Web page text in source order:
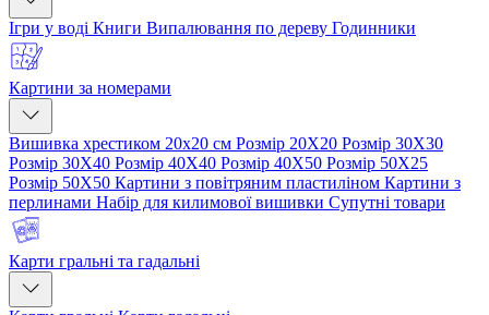
Ігри у воді Книги Випалювання по дереву Годинники
Картини за номерами
Вишивка хрестиком 20х20 см Розмір 20Х20 Розмір 30Х30
Розмір 30Х40 Розмір 40Х40 Розмір 40Х50 Розмір 50Х25
Розмір 50Х50 Картини з повітряним пластиліном Картини з
перлинами Набір для килимової вишивки Супутні товари
Карти гральні та гадальні